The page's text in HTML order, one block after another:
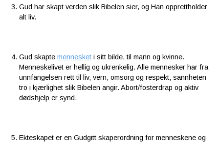
Gud har skapt verden slik Bibelen sier, og Han opprettholder
alt liv.
Gud skapte mennesketi sitt bilde, til mann og kvinne.
Menneskelivet er hellig og ukrenkelig. Alle mennesker har fra
unnfangelsen rett til liv, vern, omsorg og respekt, sannheten
tro i kjærlighet slik Bibelen angir. Abort/fosterdrap og aktiv
dødshjelp er synd.
Ekteskapet er en Gudgitt skaperordning for menneskene og